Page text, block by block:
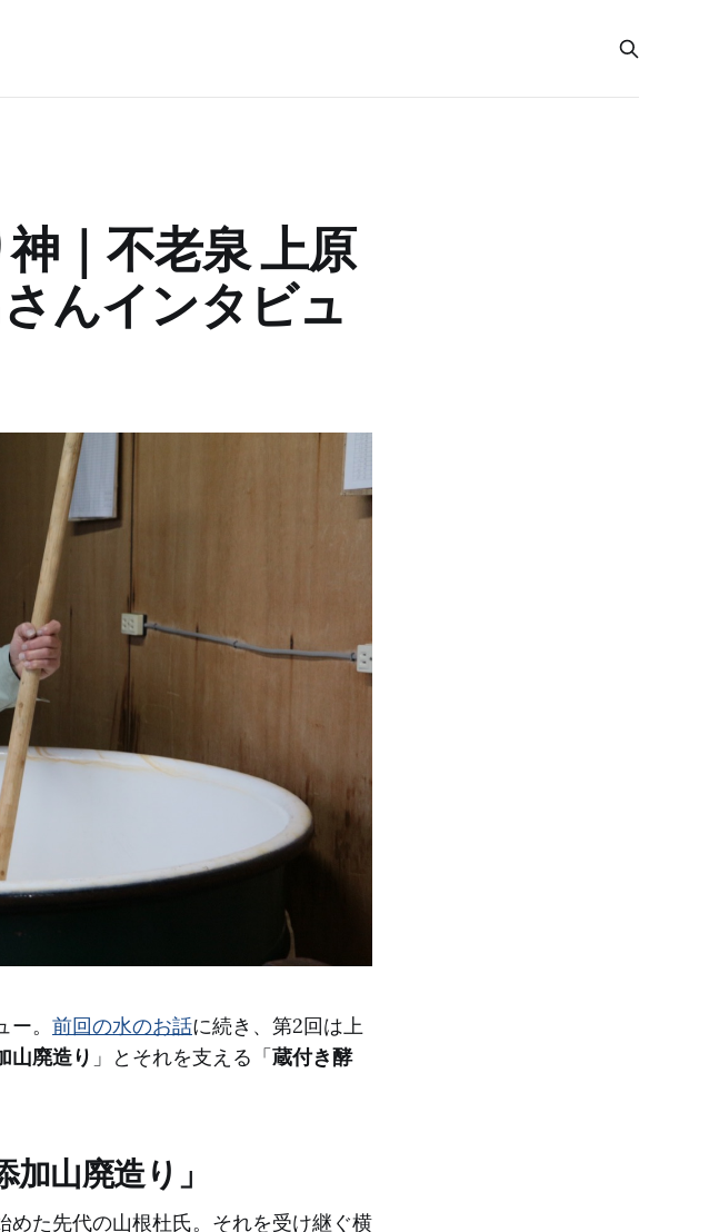
｜不老泉 上原
んインタビュ
。 前回の水のお話に続き、第2回は上
山廃造り 」とそれを支える「蔵付き酵
山廃造り」
めた先代の山根杜氏。それを受け継ぐ横